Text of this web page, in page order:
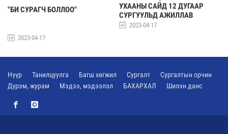
"БИ СУРАГЧ БОЛЛОО"
2023-04-17
УХААНЫ САЙД 12 ДУГААР
СУРГУУЛЬД АЖИЛЛАВ
2023-04-17
Нүүр Танилцуулга Багш хөгжил Сургалт
Сургалтын орчин
Дүрэм, журам
Мэдээ, мэдээлэл БАХАРХАЛ Шилэн данс